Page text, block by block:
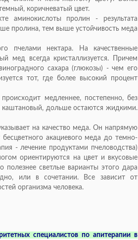
коричневатый цвет.
аминокислоты пролин - результата
пролина, тем выше устойчивость меда
пчелами нектара. На качественные
мед всегда кристаллизуется. Причем
сахара (глюкозы) - чем его
тот, где более высокий процент
медленнее, постепенно, без
дольше остаются жидкими.
на качество меда. Он напрямую
акациевого меда до темно-
- лечение продуктами пчеловодства)
ориентируются на цвет и вкусовые
полезнее светлые варианты этого дара
или в сочетании. Все зависит от
организма человека.
специалистов по апитерапии в